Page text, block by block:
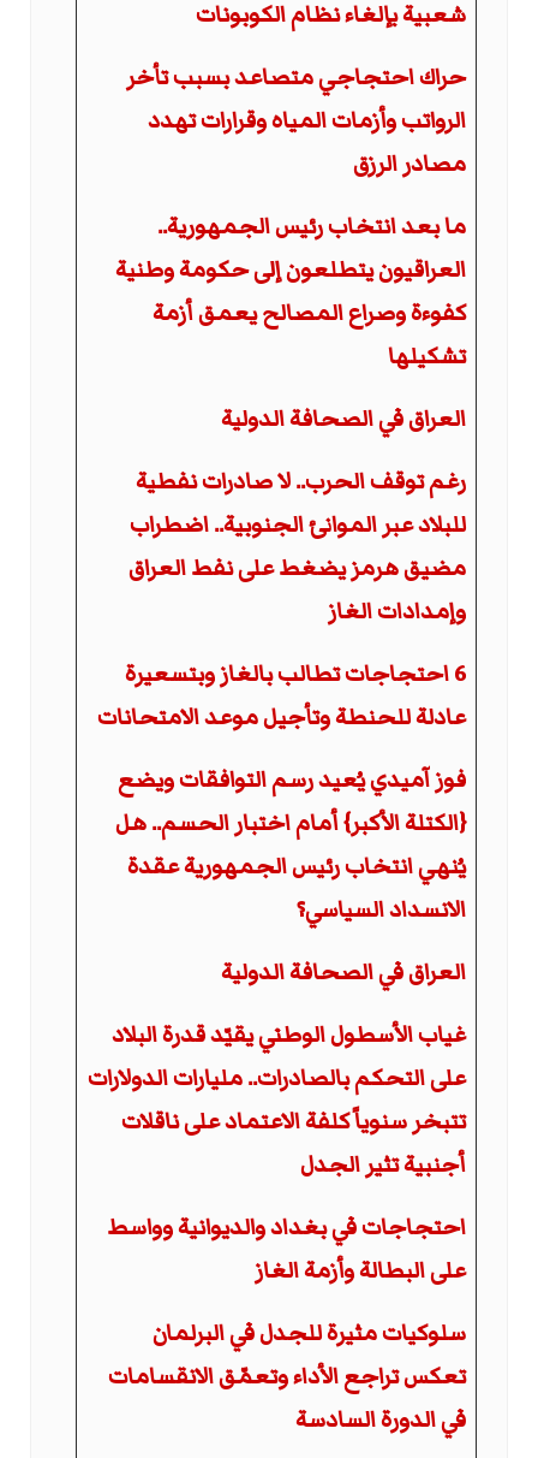
شعبية بإلغاء نظام الكوبونات
حراك احتجاجي متصاعد بسبب تأخر
الرواتب وأزمات المياه وقرارات تهدد
مصادر الرزق
ما بعد انتخاب رئيس الجمهورية..
العراقيون يتطلعون إلى حكومة وطنية
كفوءة وصراع المصالح يعمق أزمة
تشكيلها
العراق في الصحافة الدولية
رغم توقف الحرب.. لا صادرات نفطية
للبلاد عبر الموانئ الجنوبية.. اضطراب
مضيق هرمز يضغط على نفط العراق
وإمدادات الغاز
6 احتجاجات تطالب بالغاز وبتسعيرة
عادلة للحنطة وتأجيل موعد الامتحانات
فوز آميدي يُعيد رسم التوافقات ويضع
{الكتلة الأكبر} أمام اختبار الحسم.. هل
يُنهي انتخاب رئيس الجمهورية عقدة
الانسداد السياسي؟
العراق في الصحافة الدولية
غياب الأسطول الوطني يقيّد قدرة البلاد
على التحكم بالصادرات.. مليارات الدولارات
تتبخر سنوياً كلفة الاعتماد على ناقلات
أجنبية تثير الجدل
احتجاجات في بغداد والديوانية وواسط
على البطالة وأزمة الغاز
سلوكيات مثيرة للجدل في البرلمان
تعكس تراجع الأداء وتعمّق الانقسامات
في الدورة السادسة